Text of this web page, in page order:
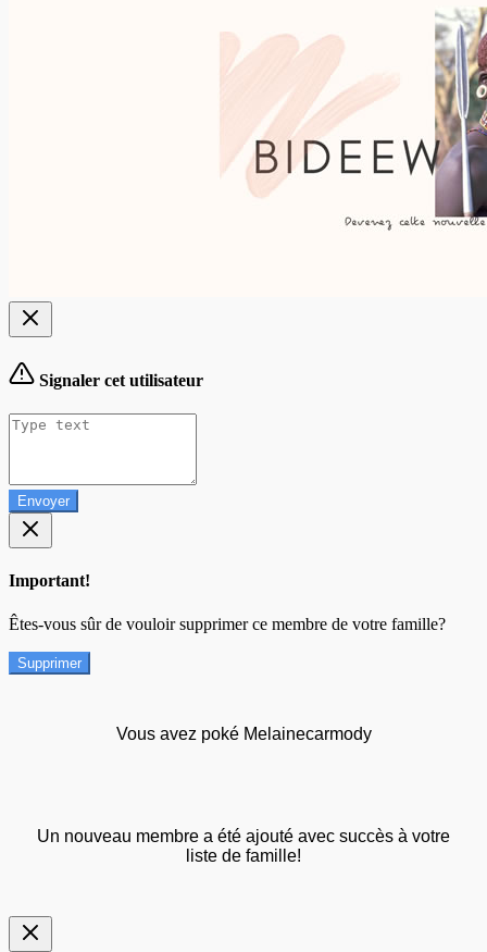
Signaler cet utilisateur
Envoyer
Important!
Êtes-vous sûr de vouloir supprimer ce membre de votre famille?
Supprimer
Vous avez poké Melainecarmody
Un nouveau membre a été ajouté avec succès à votre
liste de famille!